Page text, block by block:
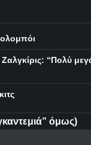
“Πολύ
όμως)